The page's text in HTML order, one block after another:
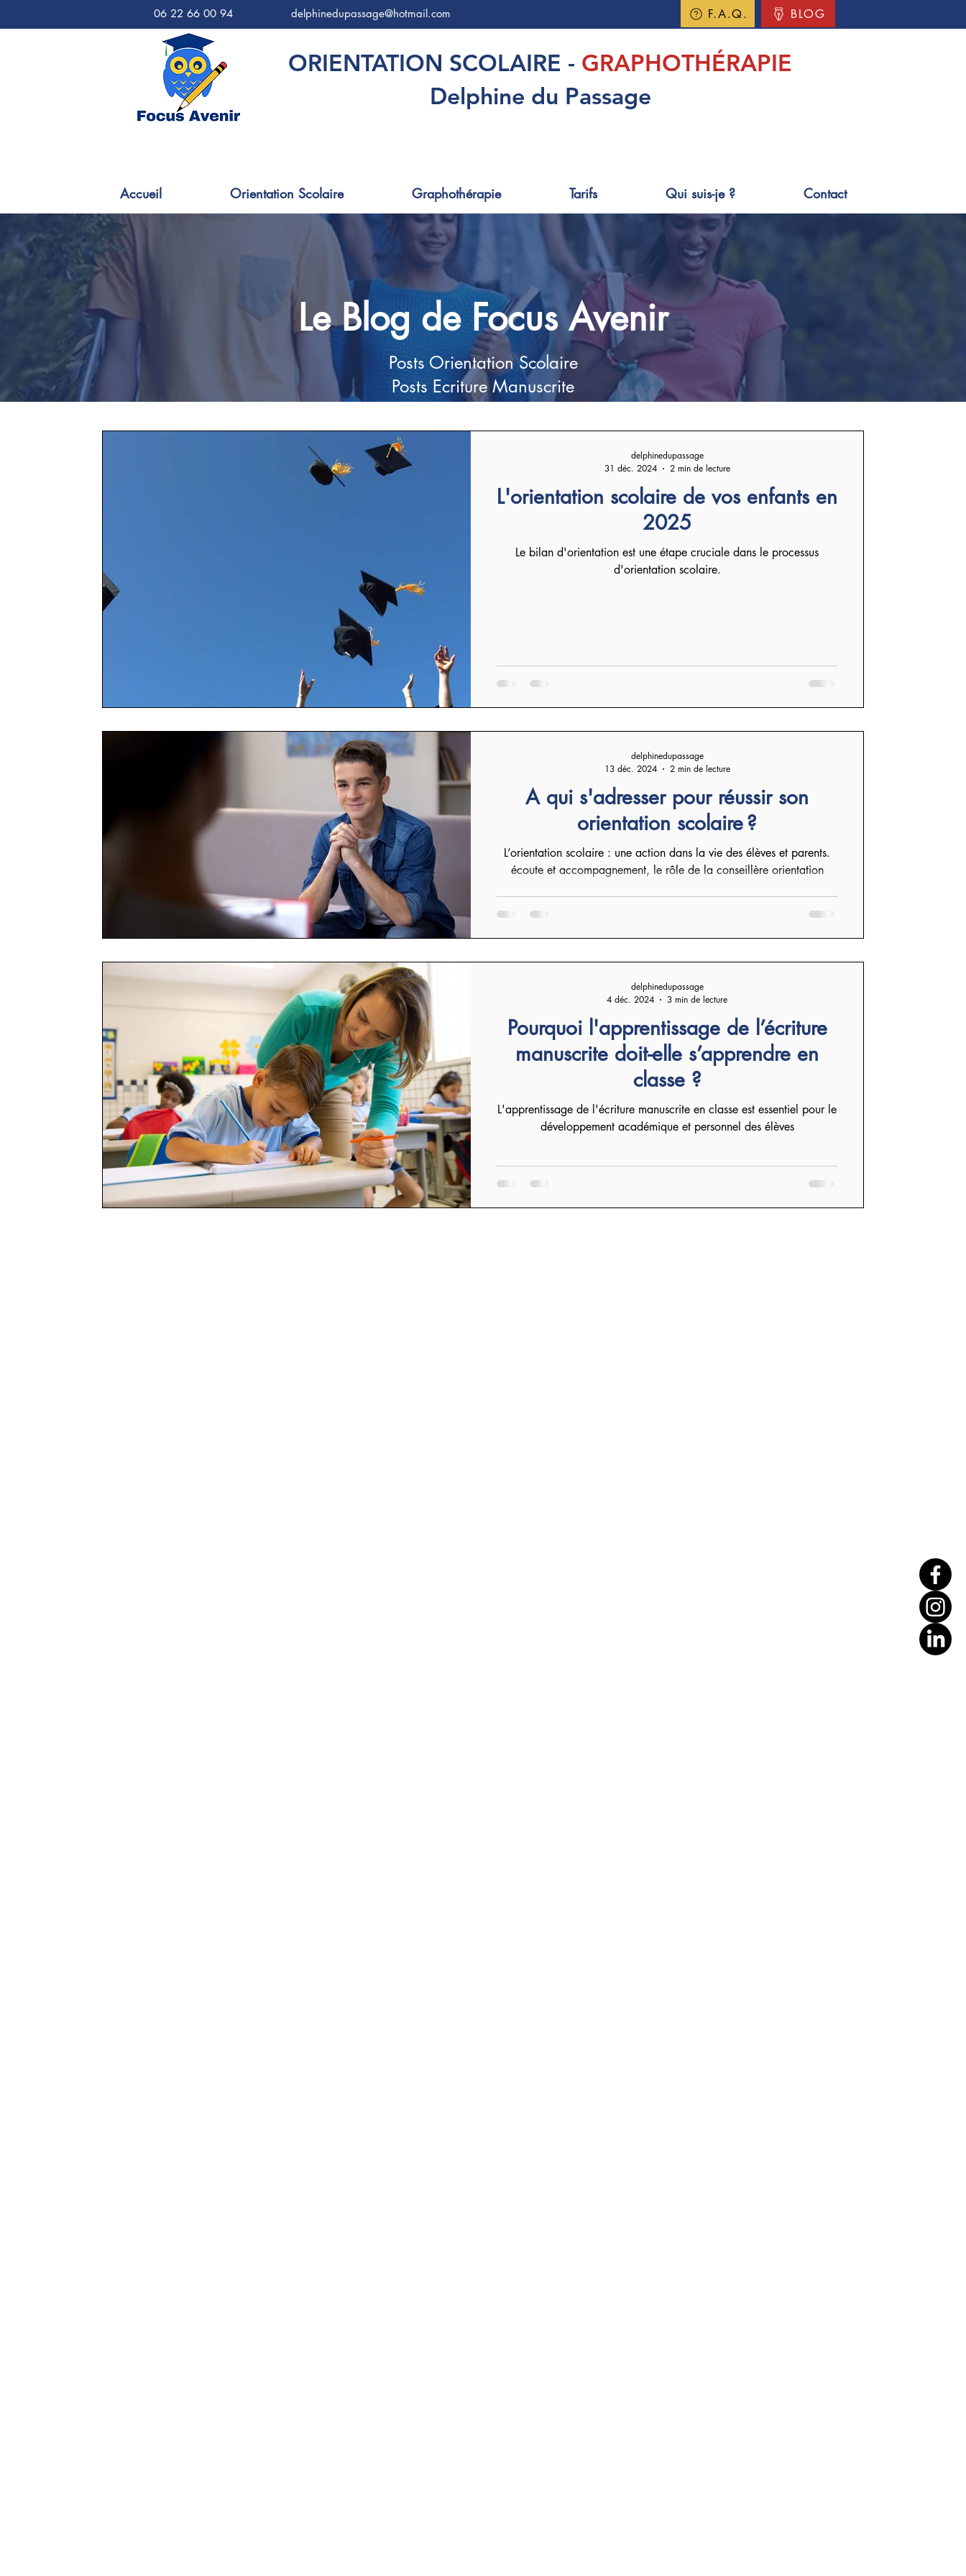
06 22 66 00 94 delphinedupassage@hotmail.com F.A.Q. BLOG
ORIENTATION SCOLAIRE - GRAPHOTHÉRAPIE
Delphine du Passage
Accueil Orientation Scolaire Graphothérapie Tarifs Qui suis-je ? Contact
Le Blog de Focus Avenir
Posts Orientation Scolaire
Posts Ecriture Manuscrite
L'orientation scolaire de vos enfants en
2025
Le bilan d'orientation est une étape cruciale dans le processus
d'orientation scolaire.
delphinedupassage
31 déc. 2024
2 min de lecture
A qui s'adresser pour réussir son
orientation scolaire ?
L’orientation scolaire : une action dans la vie des élèves et parents.
écoute et accompagnement, le rôle de la conseillère orientation
delphinedupassage
13 déc. 2024
2 min de lecture
Pourquoi l'apprentissage de l’écriture
manuscrite doit-elle s’apprendre en
classe ?
L'apprentissage de l'écriture manuscrite en classe est essentiel pour le
développement académique et personnel des élèves
delphinedupassage
4 déc. 2024
3 min de lecture